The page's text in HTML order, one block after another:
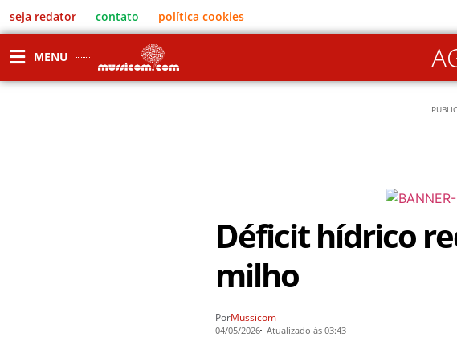
seja redator contato política cookies
MENU
Déficit hídrico
milho
PorMussicom
04/05/2026 Atualizado às 03:43